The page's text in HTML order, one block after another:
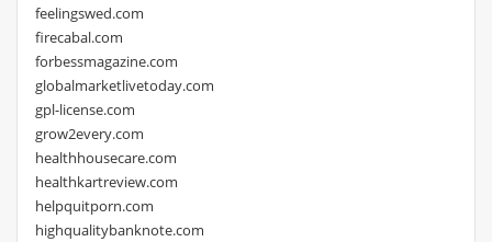
feelingswed.com
firecabal.com
forbessmagazine.com
globalmarketlivetoday.com
gpl-license.com
grow2every.com
healthhousecare.com
healthkartreview.com
helpquitporn.com
highqualitybanknote.com